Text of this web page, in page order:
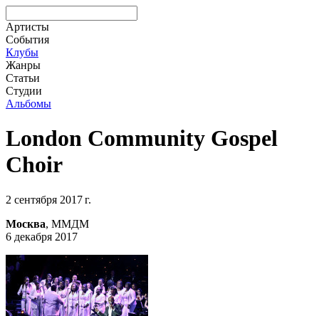
Артисты
События
Клубы
Жанры
Статьи
Студии
Альбомы
London Community Gospel
Choir
2 сентября 2017 г.
Москва, ММДМ
6 декабря 2017